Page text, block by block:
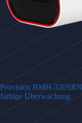
Provision BMH-
farbige Überwachung